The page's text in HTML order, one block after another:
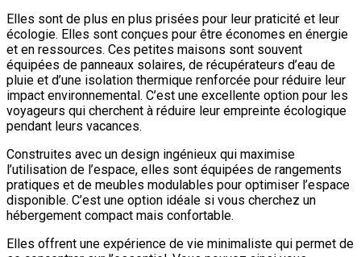
Elles sont de plus en plus prisées pour leur praticité et leur
écologie. Elles sont conçues pour être économes en énergie
et en ressources. Ces petites maisons sont souvent
équipées de panneaux solaires, de récupérateurs d’eau de
pluie et d’une isolation thermique renforcée pour réduire leur
impact environnemental. C’est une excellente option pour les
voyageurs qui cherchent à réduire leur empreinte écologique
pendant leurs vacances.
Construites avec un design ingénieux qui maximise
l’utilisation de l’espace, elles sont équipées de rangements
pratiques et de meubles modulables pour optimiser l’espace
disponible. C’est une option idéale si vous cherchez un
hébergement compact mais confortable.
Elles offrent une expérience de vie minimaliste qui permet de